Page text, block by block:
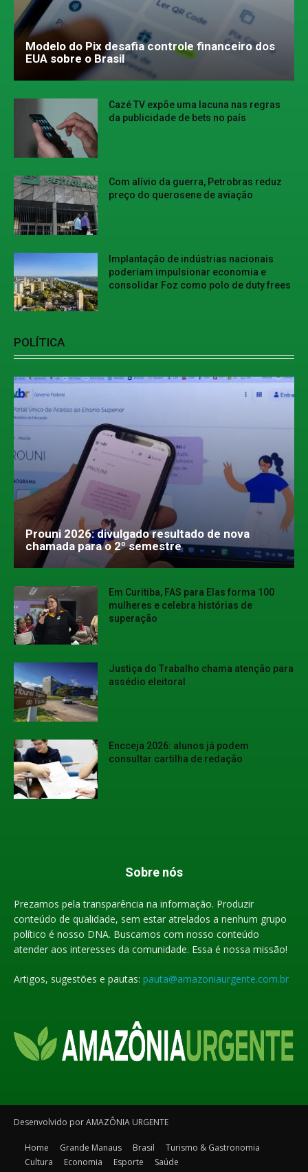
Modelo do Pix desafia controle financeiro dos
EUA sobre o Brasil
Cazé TV expõe uma lacuna nas regras
da publicidade de bets no país
Com alívio da guerra, Petrobras reduz
preço do querosene de aviação
Implantação de indústrias nacionais
poderiam impulsionar economia e
consolidar Foz como polo de duty frees
POLÍTICA
Prouni 2026: divulgado resultado de nova
chamada para o 2º semestre
Em Curitiba, FAS para Elas forma 100
mulheres e celebra histórias de
superação
Justiça do Trabalho chama atenção para
assédio eleitoral
Encceja 2026: alunos já podem
consultar cartilha de redação
Sobre nós
Prezamos pela transparência na informação. Produzir
conteúdo de qualidade, sem estar atrelados a nenhum grupo
político é nosso DNA. Buscamos com nosso conteúdo
atender aos interesses da comunidade. Essa é nossa missão!
Artigos, sugestões e pautas: pauta@amazoniaurgente.com.br
Desenvolvido por AMAZÔNIA URGENTE
Home Grande Manaus Brasil
Turismo & Gastronomia
Cultura
Economia Esporte Saúde